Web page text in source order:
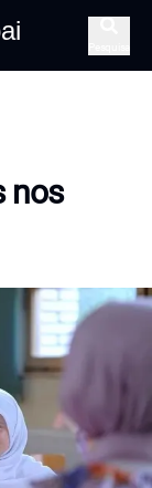
nos